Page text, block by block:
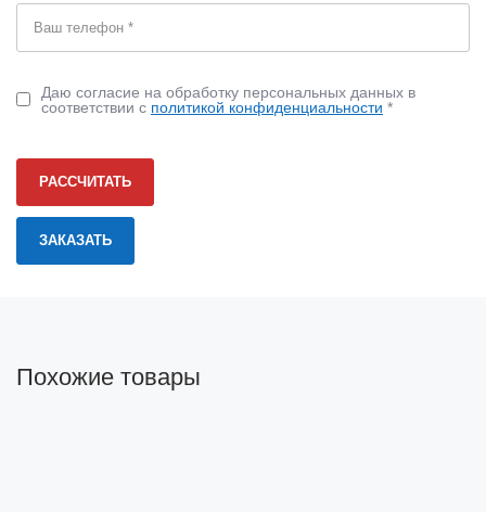
Даю согласие на обработку персональных данных в
соответствии с политикой конфиденциальности *
РАССЧИТАТЬ
Похожие товары